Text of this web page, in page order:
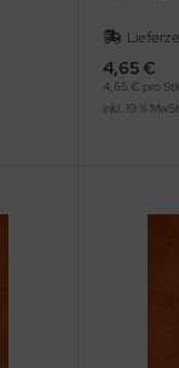
4,65 €
4,65 € pro Stk
inkl. 19 %